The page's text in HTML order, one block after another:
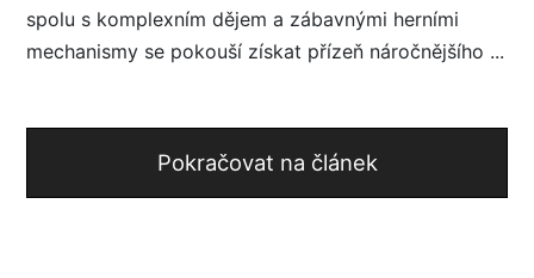
spolu s komplexním dějem a zábavnými herními
mechanismy se pokouší získat přízeň náročnějšího ...
Pokračovat na článek